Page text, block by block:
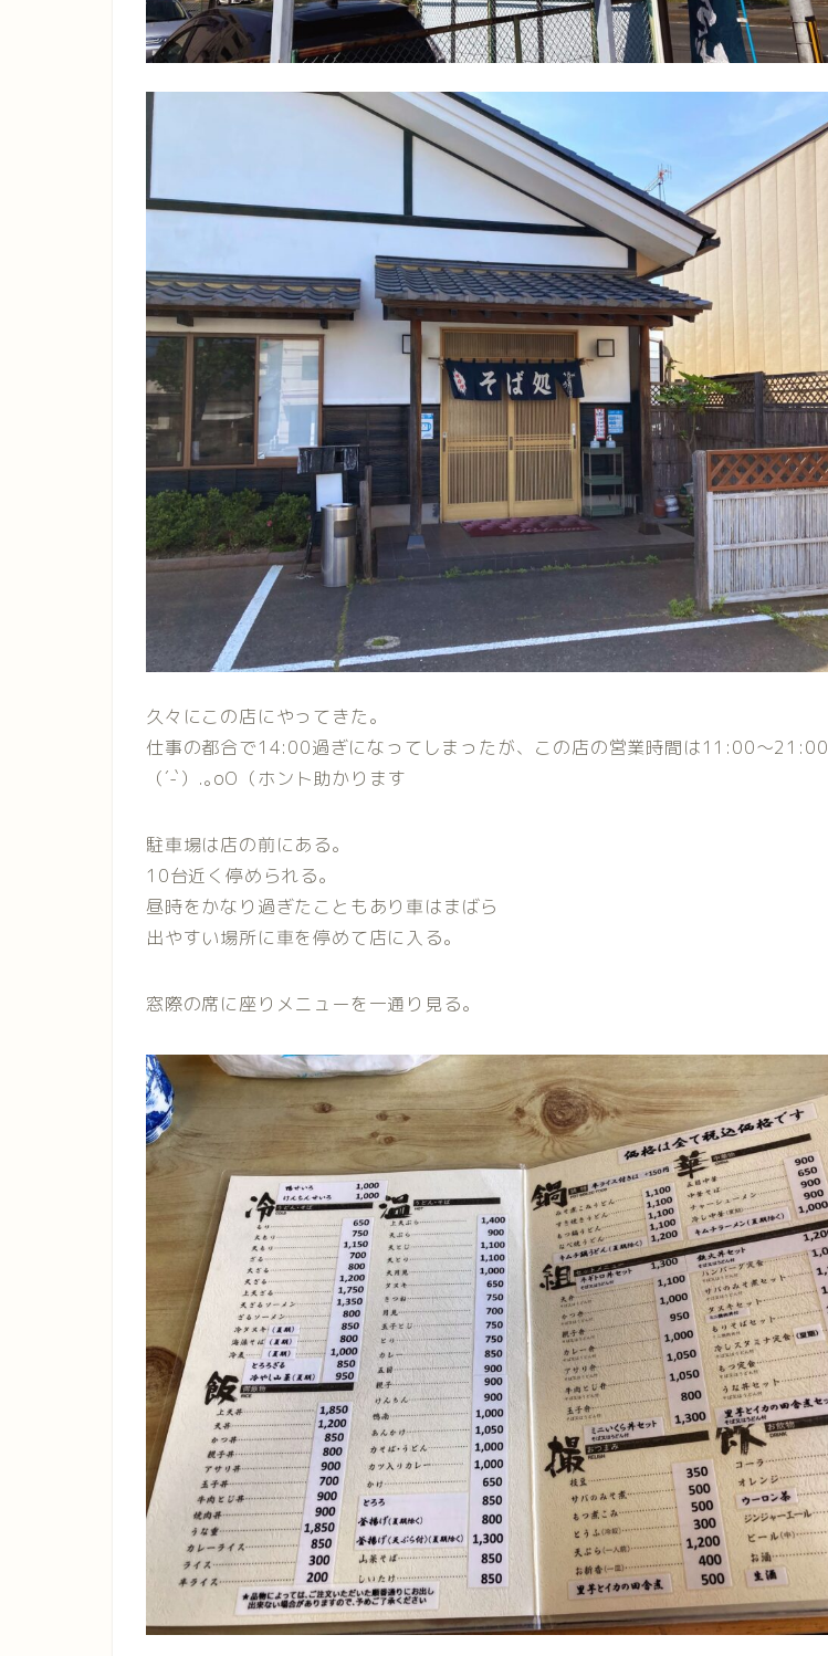
久々にこの店にやってきた。
仕事の都合で14:00過ぎになってしまったが、この店の営業時間は11:00〜21:00
（´-`）.｡oO（ホント助かります
駐車場は店の前にある。
10台近く停められる。
昼時をかなり過ぎたこともあり車はまばら
出やすい場所に車を停めて店に入る。
窓際の席に座りメニューを一通り見る。